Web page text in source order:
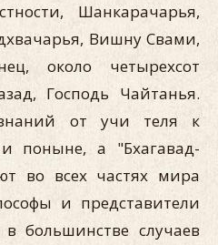
Шанкарачарья,
Вишну Свами,
около четырехсот
Господь Чайтанья.
от учи теля к
и поныне, а "Бхагавад-
во всех частях мира
и представители
большинстве случаев